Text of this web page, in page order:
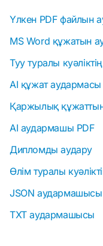
Үлкен PDF файлын
MS Word құжатын
Туу туралы
AI құжат аудармасы
Қаржылық
AI аудармашы PDF
Дипломды аудару
Өлім туралы
JSON аудармашысы
TXT аудармашысы